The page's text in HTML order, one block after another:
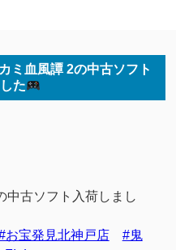
ミ血風譚 2の中古ソフト
た
中古ソフト入荷しまし
お宝発見北神戸店
#鬼